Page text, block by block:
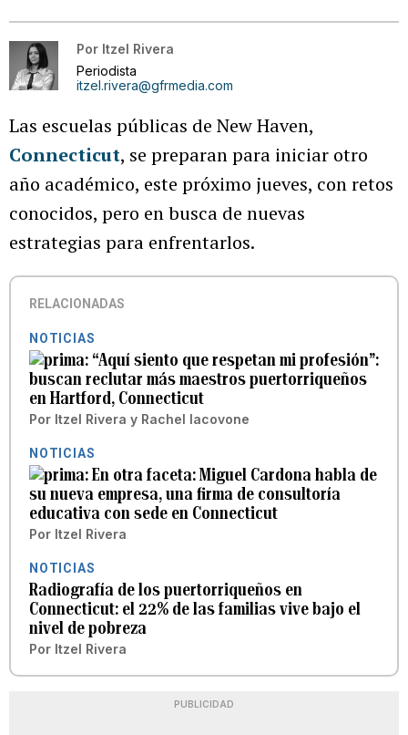
Por Itzel Rivera
Periodista
itzel.rivera@gfrmedia.com
Las escuelas públicas de New Haven,
Connecticut, se preparan para iniciar otro
año académico, este próximo jueves, con retos
conocidos, pero en busca de nuevas
estrategias para enfrentarlos.
RELACIONADAS
NOTICIAS
“Aquí siento que respetan mi profesión”:
buscan reclutar más maestros puertorriqueños
en Hartford, Connecticut
Por Itzel Rivera y Rachel Iacovone
NOTICIAS
En otra faceta: Miguel Cardona habla de
su nueva empresa, una firma de consultoría
educativa con sede en Connecticut
Por Itzel Rivera
NOTICIAS
Radiografía de los puertorriqueños en
Connecticut: el 22% de las familias vive bajo el
nivel de pobreza
Por Itzel Rivera
PUBLICIDAD